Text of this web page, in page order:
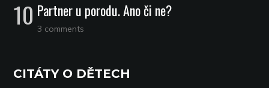
Partner u porodu. Ano či ne?
3 comments
CITÁTY O DĚTECH